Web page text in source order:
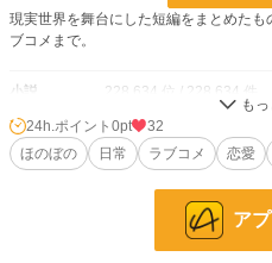
現実世界を舞台にした短編をまとめた
ブコメまで。
小説 228,634 位 / 228,634 件
恋愛 66,326 位 / 66,326 件
お気に入り 17
24h.ポイント 0pt
32
ほのぼの
日常 ラブコメ 恋愛
ア